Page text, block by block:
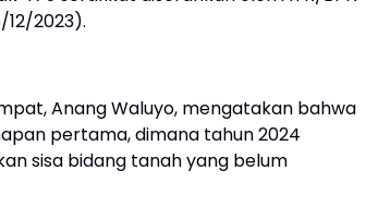
2023).
Anang Waluyo, mengatakan bahwa
pertama, dimana tahun 2024
sisa bidang tanah yang belum